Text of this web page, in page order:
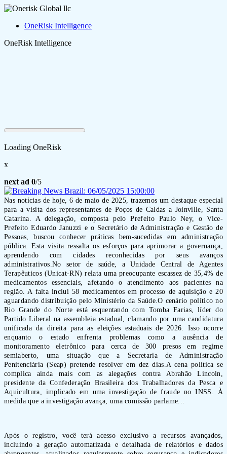
OneRisk Intelligence
OneRisk Intelligence
Loading OneRisk
x
next ad 0/5
Nas notícias de hoje, 6 de maio de 2025, trazemos um destaque especial
para a visita dos representantes de Poços de Caldas a Joinville, Santa
Catarina. A delegação, composta pelo Prefeito Paulo Ney, o Vice-
Prefeito Eduardo Januzzi e o Secretário de Administração e Gestão de
Pessoas, buscou conhecer práticas bem-sucedidas em administração
pública. Esta visita ressalta os esforços para aprimorar a governança,
aprendendo com cidades reconhecidas por seus avanços
administrativos.No setor de saúde, a Unidade Central de Agentes
Terapêuticos (Unicat-RN) relata uma preocupante escassez de 35,4% de
medicamentos essenciais, afetando o atendimento aos pacientes na
região. A falta inclui 58 medicamentos em processo de aquisição e 20
aguardando distribuição pelo Ministério da Saúde.O cenário político no
Rio Grande do Norte está esquentando com Tomba Farias, líder do
Partido Liberal na assembleia estadual, clamando por uma candidatura
unificada da direita para as eleições estaduais de 2026. Isso ocorre
enquanto o estado enfrenta problemas como a ausência de
monitoramento eletrônico para cerca de 300 presos em regime
semiaberto, uma situação que a Secretaria de Administração
Penitenciária (Seap) pretende resolver em dez dias.A cena política se
complica ainda mais com as alegações contra Abrahão Lincoln,
presidente da Confederação Brasileira dos Trabalhadores da Pesca e
Aquicultura, implicado em uma investigação de fraude no INSS. À
medida que a investigação avança, uma comissão parlame...
Após o registro, você terá acesso exclusivo a recursos avançados,
incluindo a geração automatizada e detalhada de relatórios e dados